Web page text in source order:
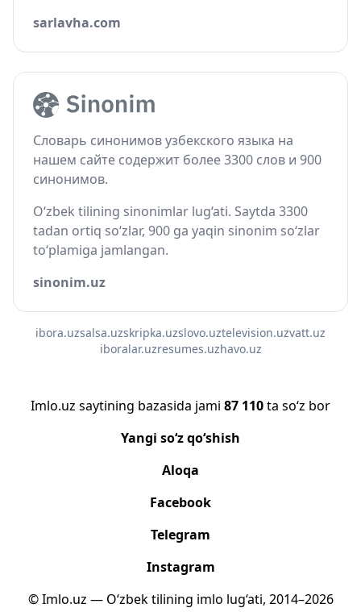
sarlavha.com
Словарь синонимов узбекского языка на
нашем сайте содержит более 3300 слов и 900
синонимов.
O‘zbek tilining sinonimlar lug‘ati. Saytda 3300
tadan ortiq so‘zlar, 900 ga yaqin sinonim so‘zlar
to‘plamiga jamlangan.
sinonim.uz
ibora.uzsalsa.uzskripka.uzslovo.uztelevision.uzvatt.uz
iboralar.uzresumes.uzhavo.uz
Imlo.uz saytining bazasida jami 87 110ta so‘z bor
Yangi so‘z qo‘shish
Aloqa
Facebook
Telegram
Instagram
© Imlo.uz — O‘zbek tilining imlo lug‘ati, 2014–2026